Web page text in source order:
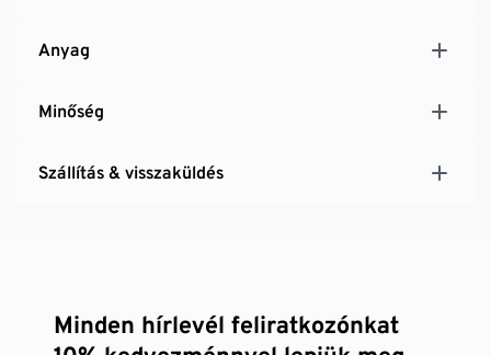
Anyag
Minőség
Szállítás & visszaküldés
Minden hírlevél feliratkozónkat